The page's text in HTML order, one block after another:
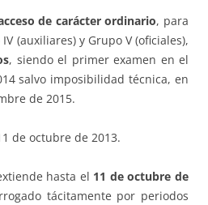
de carácter ordinario, para
(auxiliares) y Grupo V (oficiales),
, siendo el primer examen en el
salvo imposibilidad técnica, en
de 2015.
de octubre de 2013.
hasta el 11 de octubre de
tácitamente por periodos